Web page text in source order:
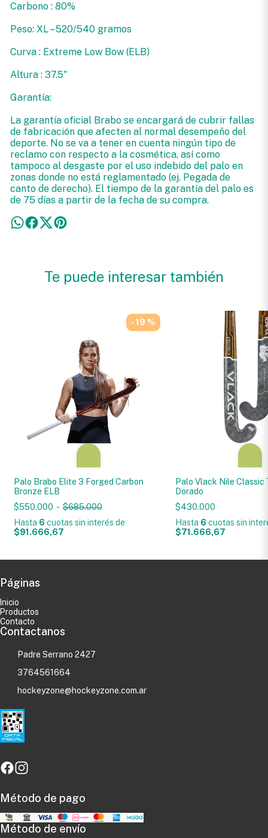
Carbono : 80%
Peso: XL – 520/540 gramos
Curva : Extreme Low Bow (ELB)
Altura : 37.5"
Garantía:
La garantía oficial Brabo se encargará de cubrir fallas
de fabricación que afecten al normal desempeño del
deporte. No se va a tener en cuenta ningún tipo de
reclamo con respecto a la cosmética, así como
tampoco al desgaste por el uso indebido del palo en
zonas donde no está reglamentado (ej. Pegada de
canto de derecho). El tiempo de la garantía del palo es
de 75 días a partir de la fecha de su compra.
Te puede interesar también
- 19 %
Palo Brabo Elite 3 Forged Carbon
Bronze ELB
$550.000 - $685.000
Hasta 6 cuotas sin interés de
$91.666,67
Palo Vlack Nile
Dorado
$430.000
Hasta 6 cuotas sin
$71.666,67
Páginas
Inicio
Productos
Contacto
Contactanos
Padre Serrano 2427
3764561664
hockeyzone@hockeyzone.com.ar
Método de pago
Método de envío